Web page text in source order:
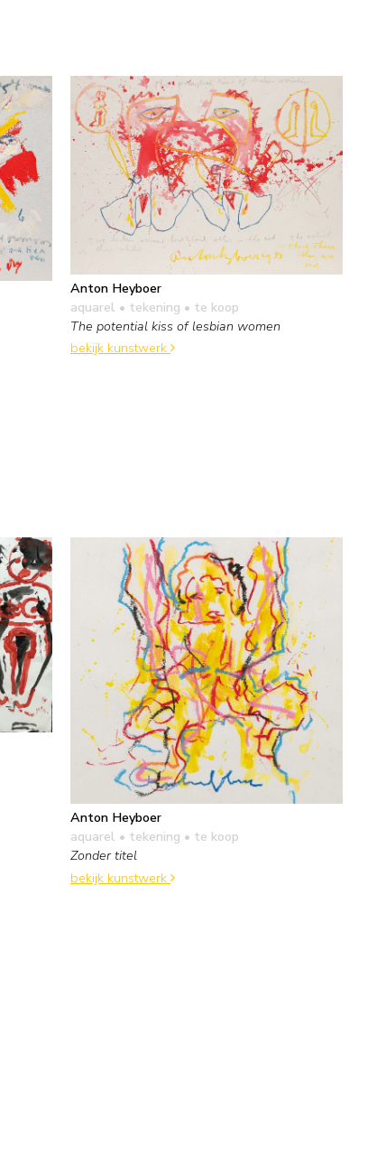
Anton Heyboer
aquarel • tekening • te koop
The potential kiss of lesbian women
bekijk kunstwerk
Anton Heyboer
aquarel • tekening • te koop
Zonder titel
bekijk kunstwerk